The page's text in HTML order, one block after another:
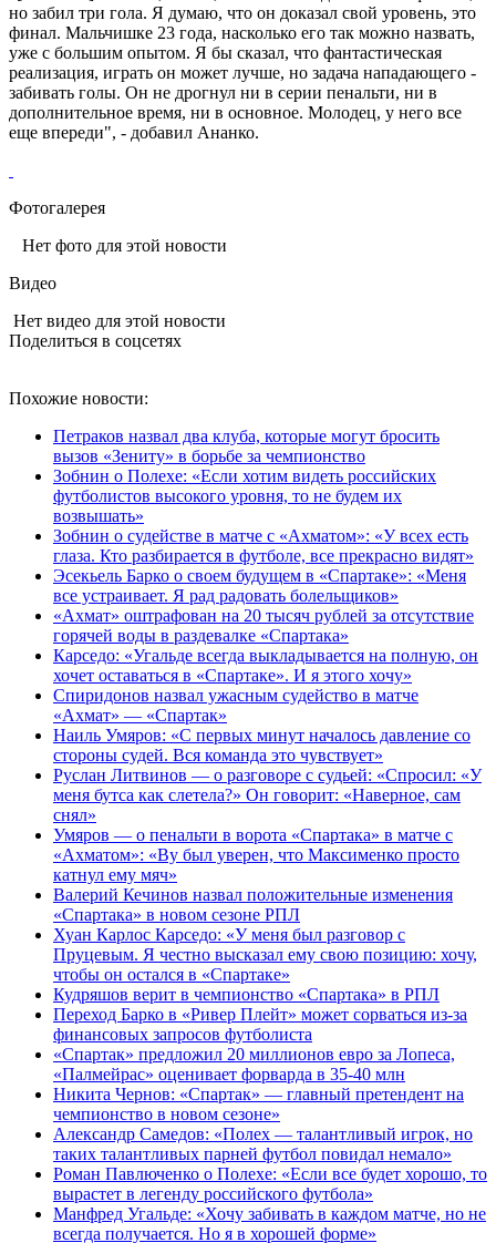
но забил три гола. Я думаю, что он доказал свой уровень, это
финал. Мальчишке 23 года, насколько его так можно назвать,
уже с большим опытом. Я бы сказал, что фантастическая
реализация, играть он может лучше, но задача нападающего -
забивать голы. Он не дрогнул ни в серии пенальти, ни в
дополнительное время, ни в основное. Молодец, у него все
еще впереди", - добавил Ананко.
Фотогалерея
Нет фото для этой новости
Видео
Нет видео для этой новости
Поделиться в соцсетях
Похожие новости:
Петраков назвал два клуба, которые могут бросить
вызов «Зениту» в борьбе за чемпионство
Зобнин о Полехе: «Если хотим видеть российских
футболистов высокого уровня, то не будем их
возвышать»
Зобнин о судействе в матче с «Ахматом»: «У всех есть
глаза. Кто разбирается в футболе, все прекрасно видят»
Эсекьель Барко о своем будущем в «Спартаке»: «Меня
все устраивает. Я рад радовать болельщиков»
«Ахмат» оштрафован на 20 тысяч рублей за отсутствие
горячей воды в раздевалке «Спартака»
Карседо: «Угальде всегда выкладывается на полную, он
хочет оставаться в «Спартаке». И я этого хочу»
Спиридонов назвал ужасным судейство в матче
«Ахмат» — «Спартак»
Наиль Умяров: «С первых минут началось давление со
стороны судей. Вся команда это чувствует»
Руслан Литвинов — о разговоре с судьей: «Спросил: «У
меня бутса как слетела?» Он говорит: «Наверное, сам
снял»
Умяров — о пенальти в ворота «Спартака» в матче с
«Ахматом»: «Ву был уверен, что Максименко просто
катнул ему мяч»
Валерий Кечинов назвал положительные изменения
«Спартака» в новом сезоне РПЛ
Хуан Карлос Карседо: «У меня был разговор с
Пруцевым. Я честно высказал ему свою позицию: хочу,
чтобы он остался в «Спартаке»
Кудряшов верит в чемпионство «Спартака» в РПЛ
Переход Барко в «Ривер Плейт» может сорваться из‑за
финансовых запросов футболиста
«Спартак» предложил 20 миллионов евро за Лопеса,
«Палмейрас» оценивает форварда в 35-40 млн
Никита Чернов: «Спартак» — главный претендент на
чемпионство в новом сезоне»
Александр Самедов: «Полех — талантливый игрок, но
таких талантливых парней футбол повидал немало»
Роман Павлюченко о Полехе: «Если все будет хорошо, то
вырастет в легенду российского футбола»
Манфред Угальде: «Хочу забивать в каждом матче, но не
всегда получается. Но я в хорошей форме»